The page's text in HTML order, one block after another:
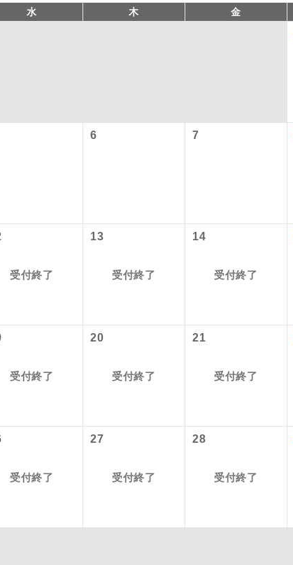
水 木 金
6 7
受付終了
13
受付終了
14
受付終了
受付終了
20
受付終了
21
受付終了
受付終了
27
受付終了
28
受付終了
」を利用したツアーです。
きますようお願いいたします。
センター及びカウンターでのお申し込みはできま
港（駅）から復路到着空港（駅）まで同行しま
港（駅）から最終日出発空港（駅）まで添乗員が
が乗務し、車内での観光案内があります。
トに立ち寄るコースです。
宿泊するコースです。